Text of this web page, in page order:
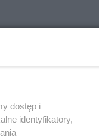
dostęp i
identyfikatory,